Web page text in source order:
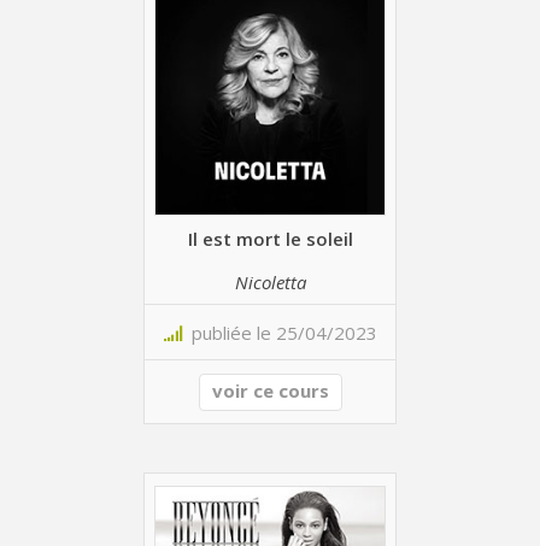
Il est mort le soleil
Nicoletta
publiée le 25/04/2023
voir ce cours